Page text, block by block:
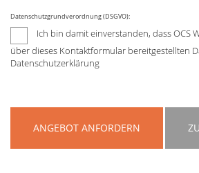
Datenschutzgrundverordnung (DSGVO):
Ich bin damit einverstanden, dass OCS
über dieses Kontaktformular bereitgestellten
Datenschutzerklärung
ANGEBOT ANFORDERN